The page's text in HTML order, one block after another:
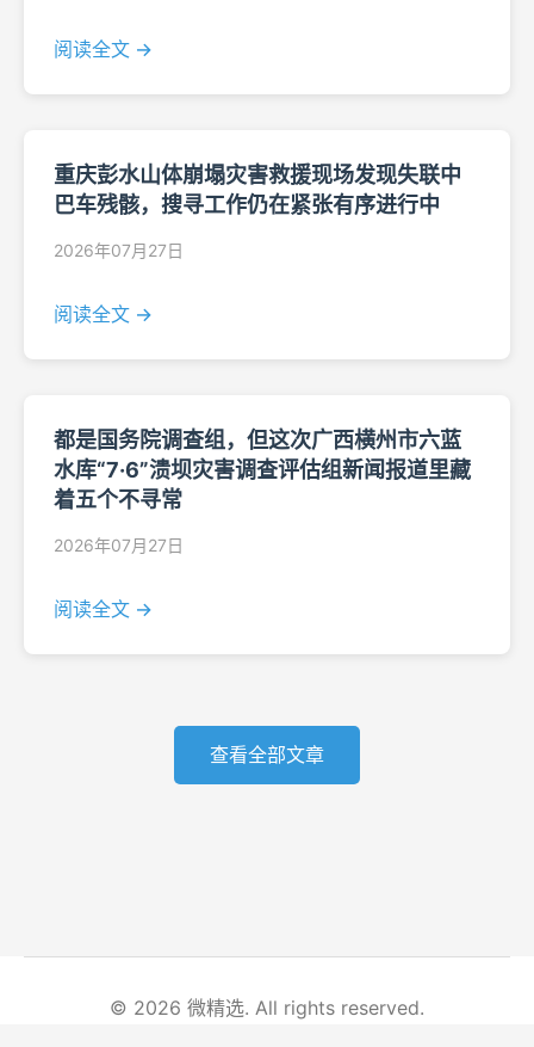
阅读全文 →
重庆彭水山体崩塌灾害救援现场发现失联中
巴车残骸，搜寻工作仍在紧张有序进行中
2026年07月27日
阅读全文 →
都是国务院调查组，但这次广西横州市六蓝
水库“7·6”溃坝灾害调查评估组新闻报道里藏
着五个不寻常
2026年07月27日
阅读全文 →
查看全部文章
© 2026 微精选. All rights reserved.